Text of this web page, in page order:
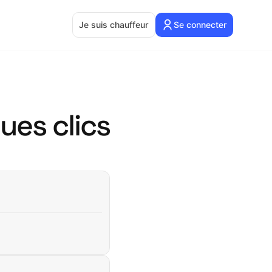
Je suis chauffeur Se connecter
clics